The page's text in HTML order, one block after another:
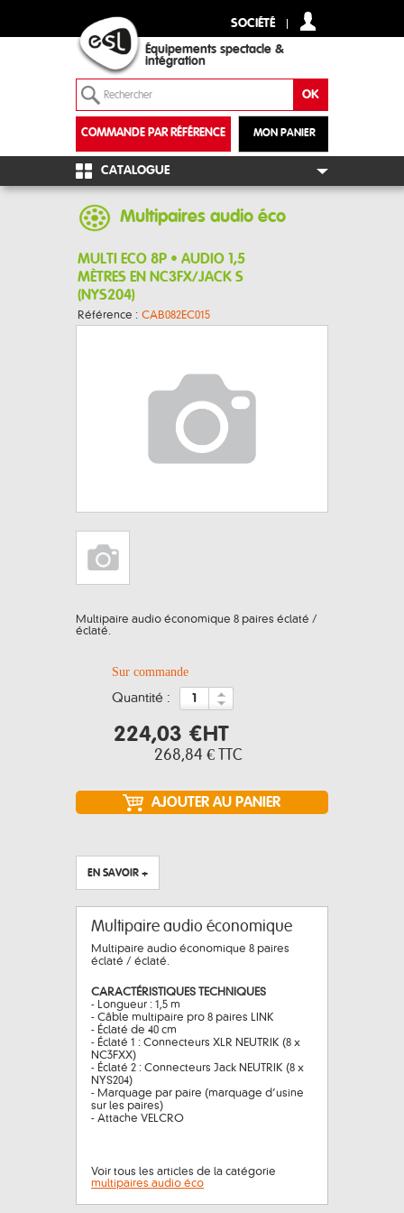
SOCIÉTÉ
Équipements spectacle &
intégration
MON PANIER
COMMANDE PAR RÉFÉRENCE
+
CATALOGUE
Multipaires audio éco
MULTI ECO 8P • AUDIO 1,5
MÈTRES EN NC3FX/JACK S
(NYS204)
Référence : CAB082EC015
Multipaire audio économique 8 paires éclaté /
éclaté.
Sur commande
quantité :
224,03 €HT
268,84 € TTC
EN SAVOIR +
Multipaire audio économique
Multipaire audio économique 8 paires
éclaté / éclaté.
CARACTÉRISTIQUES TECHNIQUES
- Longueur : 1,5 m
- Câble multipaire pro 8 paires LINK
- Éclaté de 40 cm
- Éclaté 1 : Connecteurs XLR NEUTRIK (8 x
NC3FXX)
- Éclaté 2 : Connecteurs Jack NEUTRIK (8 x
NYS204)
- Marquage par paire (marquage d’usine
sur les paires)
- Attache VELCRO
Voir tous les articles de la catégorie
multipaires audio éco